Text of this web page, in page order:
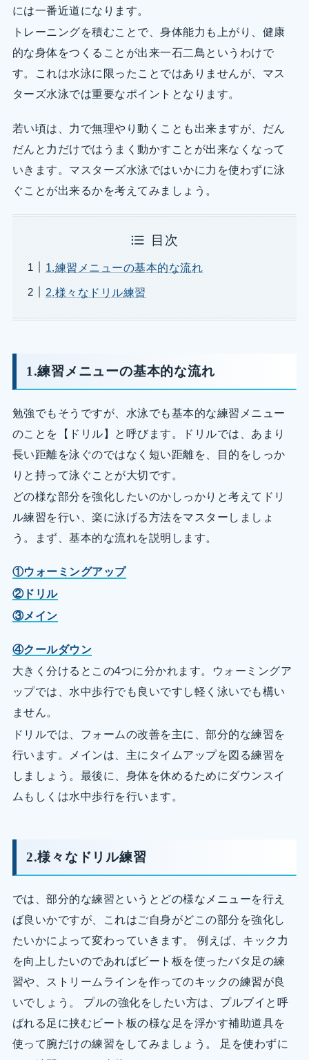
には一番近道になります。
トレーニングを積むことで、身体能力も上がり、健康
的な身体をつくることが出来一石二鳥というわけで
す。これは水泳に限ったことではありませんが、マス
ターズ水泳では重要なポイントとなります。
若い頃は、力で無理やり動くことも出来ますが、だん
だんと力だけではうまく動かすことが出来なくなって
いきます。マスターズ水泳ではいかに力を使わずに泳
ぐことが出来るかを考えてみましょう。
目次
1.練習メニューの基本的な流れ
2.様々なドリル練習
1.練習メニューの基本的な流れ
勉強でもそうですが、水泳でも基本的な練習メニュー
のことを【ドリル】と呼びます。ドリルでは、あまり
長い距離を泳ぐのではなく短い距離を、目的をしっか
りと持って泳ぐことが大切です。
どの様な部分を強化したいのかしっかりと考えてドリ
ル練習を行い、楽に泳げる方法をマスターしましょ
う。まず、基本的な流れを説明します。
①ウォーミングアップ
②ドリル
③メイン
④クールダウン
大きく分けるとこの4つに分かれます。ウォーミングア
ップでは、水中歩行でも良いですし軽く泳いでも構い
ません。
ドリルでは、フォームの改善を主に、部分的な練習を
行います。メインは、主にタイムアップを図る練習を
しましょう。最後に、身体を休めるためにダウンスイ
ムもしくは水中歩行を行います。
2.様々なドリル練習
では、部分的な練習というとどの様なメニューを行え
ば良いかですが、これはご自身がどこの部分を強化し
たいかによって変わっていきます。 例えば、キック力
を向上したいのであればビート板を使ったバタ足の練
習や、ストリームラインを作ってのキックの練習が良
いでしょう。 プルの強化をしたい方は、プルブイと呼
ばれる足に挟むビート板の様な足を浮かす補助道具を
使って腕だけの練習をしてみましょう。 足を使わずに